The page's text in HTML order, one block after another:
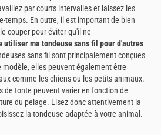
par courts intervalles et laissez les
temps. En outre, il est important de bien
couper pour éviter qu'il ne
utiliser ma tondeuse sans fil pour d'autres
sans fil sont principalement conçues
modèle, elles peuvent également être
comme les chiens ou les petits animaux.
de tonte peuvent varier en fonction de
du pelage. Lisez donc attentivement la
la tondeuse adaptée à votre animal.